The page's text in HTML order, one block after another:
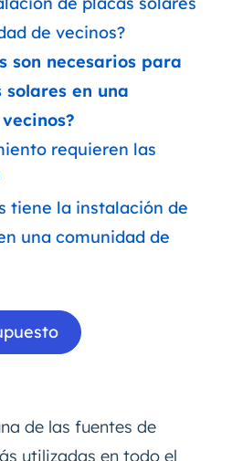
de vecinos?
son necesarios para
en una
requieren las
tiene la instalación de
una comunidad de
de las fuentes de
utilizadas en todo el